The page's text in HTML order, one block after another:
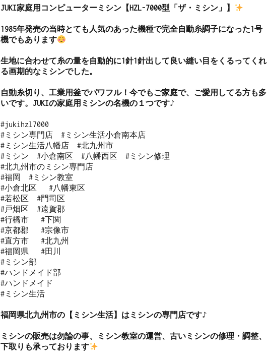
JUKI家庭用コンピューターミシン【HZL-7000型「ザ・ミシン」】
1985年発売の当時とても人気のあった機種で完全自動糸調子になった1号
機でもあります
生地に合わせて糸の量を自動的に1針1針出して良い縫い目をくるってくれ
る画期的なミシンでした。
自動糸切り、工業用釜でパワフル！今でもご家庭で、ご愛用してる方も多
いです。JUKIの家庭用ミシンの名機の１つです♪
#jukihzl7000
#ミシン専門店  #ミシン生活小倉南本店
#ミシン生活八幡店  #北九州市
#ミシン  #小倉南区  #八幡西区  #ミシン修理
#北九州市のミシン専門店
#福岡  #ミシン教室
#小倉北区   #八幡東区
#若松区  #門司区
#戸畑区  #遠賀郡
#行橋市   #下関
#京都郡   #宗像市
#直方市   #北九州
#福岡県   #田川
#ミシン部
#ハンドメイド部
#ハンドメイド
#ミシン生活
福岡県北九州市の【ミシン生活】はミシンの専門店です♪
ミシンの販売は勿論の事、ミシン教室の運営、古いミシンの修理・調整、
下取りも承っております